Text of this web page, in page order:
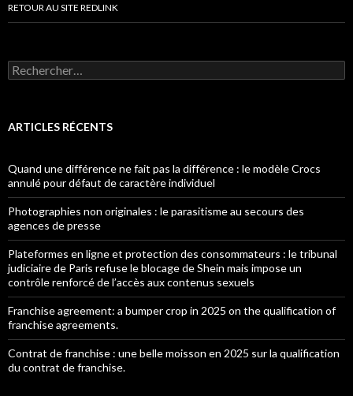
RETOUR AU SITE REDLINK
Rechercher :
ARTICLES RÉCENTS
Quand une différence ne fait pas la différence : le modèle Crocs
annulé pour défaut de caractère individuel
Photographies non originales : le parasitisme au secours des
agences de presse
Plateformes en ligne et protection des consommateurs : le tribunal
judiciaire de Paris refuse le blocage de Shein mais impose un
contrôle renforcé de l’accès aux contenus sexuels
Franchise agreement: a bumper crop in 2025 on the qualification of
franchise agreements.
Contrat de franchise : une belle moisson en 2025 sur la qualification
du contrat de franchise.